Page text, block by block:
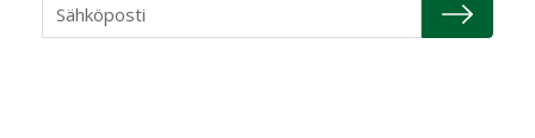
LEHDEN ARTIKKELIT